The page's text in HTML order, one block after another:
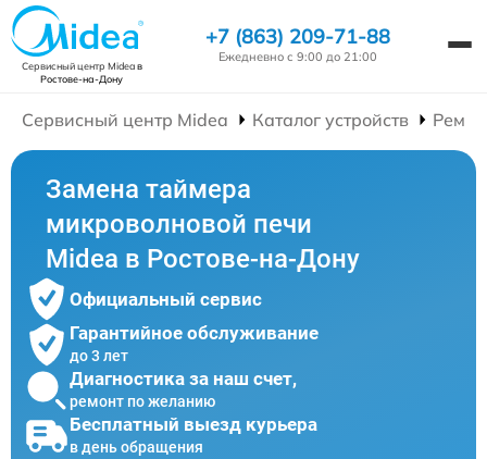
Сервисный центр Mideaв
Ростове-на-Дону
+7 (863) 209-71-88
Ежедневно с 9:00 до 21:00
Сервисный центр Midea Каталог устройств
Замена таймера
микроволновой печи
Midea в Ростове-на-Дону
Официальный сервис
Гарантийное обслуживание
до 3 лет
Диагностика за наш счет,
ремонт по желанию
Бесплатный выезд курьера
в день обращения